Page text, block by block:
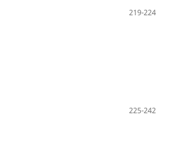
219-224
225-242